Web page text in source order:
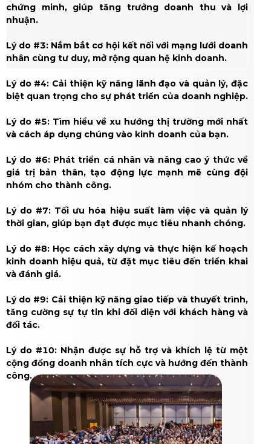
chứng minh, giúp tăng trưởng doanh thu và lợi
nhuận.
Lý do #3: Nắm bắt cơ hội kết nối với mạng lưới doanh
nhân cùng tư duy, mở rộng quan hệ kinh doanh.
Lý do #4: Cải thiện kỹ năng lãnh đạo và quản lý, đặc
biệt quan trọng cho sự phát triển của doanh nghiệp.
Lý do #5: Tìm hiểu về xu hướng thị trường mới nhất
và cách áp dụng chúng vào kinh doanh của bạn.
Lý do #6: Phát triển cá nhân và nâng cao ý thức về
giá trị bản thân, tạo động lực mạnh mẽ cùng đội
nhóm cho thành công.
Lý do #7: Tối ưu hóa hiệu suất làm việc và quản lý
thời gian, giúp bạn đạt được mục tiêu nhanh chóng.
Lý do #8: Học cách xây dựng và thực hiện kế hoạch
kinh doanh hiệu quả, từ đặt mục tiêu đến triển khai
và đánh giá.
Lý do #9: Cải thiện kỹ năng giao tiếp và thuyết trình,
tăng cường sự tự tin khi đối diện với khách hàng và
đối tác.
Lý do #10: Nhận được sự hỗ trợ và khích lệ từ một
cộng đồng doanh nhân tích cực và hướng đến thành
công.